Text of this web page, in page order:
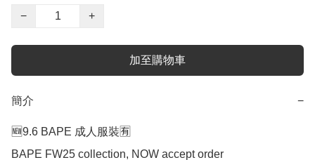
−
+
加至購物車
簡介 −
🆕9.6 BAPE 成人服裝🈶
BAPE FW25 collection, NOW accept order